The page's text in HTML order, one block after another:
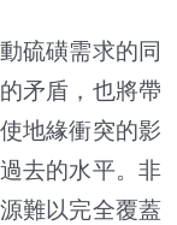
硫磺需求的同
矛盾，也將帶
地緣衝突的影
去的水平。非
難以完全覆蓋